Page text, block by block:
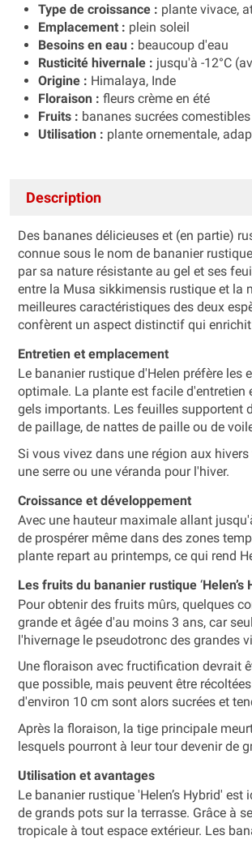
Type de croissance : plante vivace,
Emplacement : plein soleil
Besoins en eau : beaucoup d'eau
Rusticité hivernale : jusqu'à -12°C
Origine : Himalaya, Inde
Floraison : fleurs crème en été
Fruits : bananes sucrées
Utilisation : plante ornementale,
Description
Des bananes délicieuses et (en partie)
connue sous le nom de bananier
par sa nature résistante au gel et ses
entre la Musa sikkimensis rustique et la
meilleures caractéristiques des deux
confèrent un aspect distinctif qui
Entretien et emplacement
Le bananier rustique d'Helen préfère
optimale. La plante est facile d'entretien
gels importants. Les feuilles supportent
de paillage, de nattes de paille ou de
Si vous vivez dans une région aux
une serre ou une véranda pour l'hiver.
Croissance et développement
Avec une hauteur maximale allant
de prospérer même dans des zones
plante repart au printemps, ce qui rend
Les fruits du bananier rustique ‘Helen’s
Pour obtenir des fruits mûrs, quelques
grande et âgée d'au moins 3 ans, car
l'hivernage le pseudotronc des grandes
Une floraison avec fructification devrait
que possible, mais peuvent être
d'environ 10 cm sont alors sucrées et
Après la floraison, la tige principale
lesquels pourront à leur tour devenir de
Utilisation et avantages
Le bananier rustique 'Helen’s Hybrid'
de grands pots sur la terrasse. Grâce à
tropicale à tout espace extérieur. Les